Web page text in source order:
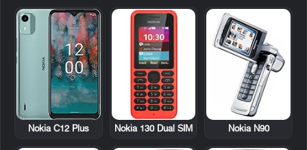
Nokia N90
Nokia 130 Dual SIM
Nokia C12 Plus